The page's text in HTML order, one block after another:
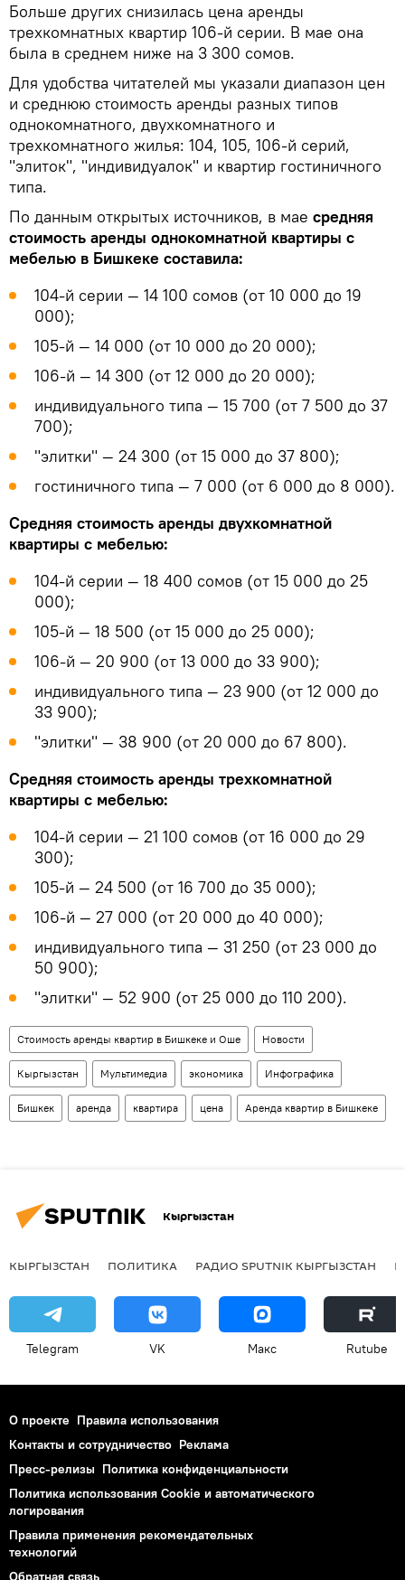
Больше других снизилась цена аренды
трехкомнатных квартир 106-й серии. В мае она
была в среднем ниже на 3 300 сомов.
Для удобства читателей мы указали диапазон цен
и среднюю стоимость аренды разных типов
однокомнатного, двухкомнатного и
трехкомнатного жилья: 104, 105, 106-й серий,
"элиток", "индивидуалок" и квартир гостиничного
типа.
По данным открытых источников, в мае средняя
стоимость аренды однокомнатной квартиры с
мебелью в Бишкеке составила:
104-й серии — 14 100 сомов (от 10 000 до 19
000);
105-й — 14 000 (от 10 000 до 20 000);
106-й — 14 300 (от 12 000 до 20 000);
индивидуального типа — 15 700 (от 7 500 до 37
700);
"элитки" — 24 300 (от 15 000 до 37 800);
гостиничного типа — 7 000 (от 6 000 до 8 000).
Средняя стоимость аренды двухкомнатной
квартиры с мебелью:
104-й серии — 18 400 сомов (от 15 000 до 25
000);
105-й — 18 500 (от 15 000 до 25 000);
106-й — 20 900 (от 13 000 до 33 900);
индивидуального типа — 23 900 (от 12 000 до
33 900);
"элитки" — 38 900 (от 20 000 до 67 800).
Средняя стоимость аренды трехкомнатной
квартиры с мебелью:
104-й серии — 21 100 сомов (от 16 000 до 29
300);
105-й — 24 500 (от 16 700 до 35 000);
106-й — 27 000 (от 20 000 до 40 000);
индивидуального типа — 31 250 (от 23 000 до
50 900);
"элитки" — 52 900 (от 25 000 до 110 200).
Стоимость аренды квартир в Бишкеке и Оше Новости
Кыргызстан Мультимедиа экономика Инфографика
Бишкек аренда квартира цена Аренда квартир в Бишкеке
Кыргызстан
КЫРГЫЗСТАН ПОЛИТИКА РАДИО SPUTNIK КЫРГЫЗСТАН
Telegram VK Макс Rutube
О проекте Правила использования
Контакты и сотрудничество Реклама
Пресс-релизы Политика конфиденциальности
Политика использования Cookie и автоматического
логирования
Правила применения рекомендательных
технологий
Обратная связь